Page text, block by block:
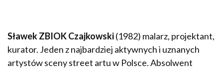
Sławek ZBIOK Czajkowski(1982) malarz, projektant,
kurator. Jeden z najbardziej aktywnych i uznanych
artystów sceny street artu w Polsce. Absolwent